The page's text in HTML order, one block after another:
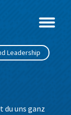
Leadership
du uns ganz